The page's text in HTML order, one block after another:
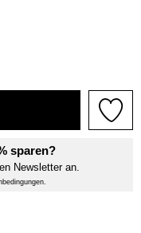
sparen?
Newsletter an.